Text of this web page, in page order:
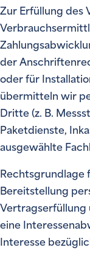
Zur Erfüllung des
der
oder für
übermitteln wir
Dritte (z. B.
Paketdienste,
ausgewählte
Rechtsgrundlage
Bereitstellung
Vertragserfüllung
eine
Interesse